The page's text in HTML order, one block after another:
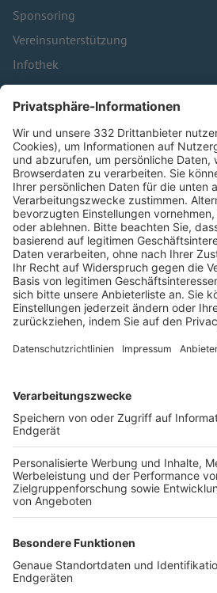
Sponsoring
Vereinsunterstützung
Infothek
Kontakt
HÄUFIG BESUCHTE SEITEN
Pässe und Vereinswechsel
Trainerausbildung
Schulungsangebot Vereinsmitarbeiter
BFV-Geschäftsstellen
Trainerbörse
Login SpielPlus
FOLGE DEM BFV
TOP-VEREINE
TOP-PARTNER